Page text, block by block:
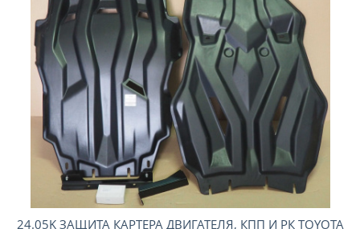
24.05K ЗАЩИТА КАРТЕРА ДВИГАТЕЛЯ, КПП И РК TOYOTA